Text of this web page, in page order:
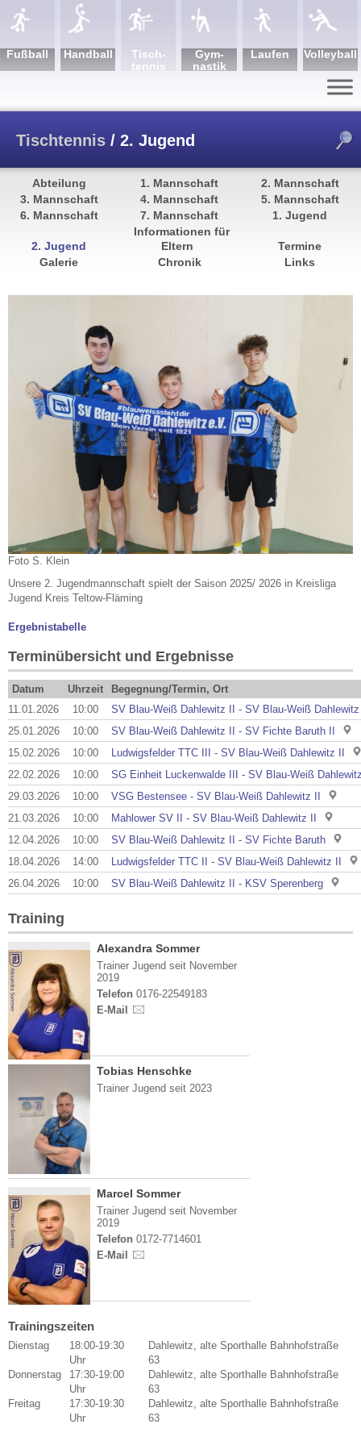
Fuß­ball Hand­ball
Tisch­
tennis
Gym­
nastik
Lau­fen Volley­ball
Tischtennis / 2. Jugend
Abteilung 1. Mannschaft
2. Mannschaft
3. Mannschaft
4. Mannschaft
5. Mannschaft
6. Mannschaft
7. Mannschaft 1. Jugend
2. Jugend
Informationen für
Eltern
Termine
Galerie
Chronik Links
Foto S. Klein
Unsere 2. Jugendmannschaft spielt der Saison 2025/ 2026 in Kreisliga
Jugend Kreis Teltow-Fläming
Ergebnistabelle
Terminübersicht und Ergebnisse
Datum Uhrzeit
Begegnung/Termin, Ort
11.01.2026
10:00
SV Blau-Weiß Dahlewitz II - SV Blau-Weiß Dahlewitz
25.01.2026
10:00
SV Blau-Weiß Dahlewitz II - SV Fichte Baruth II
15.02.2026
10:00
Ludwigsfelder TTC III - SV Blau-Weiß Dahlewitz II
22.02.2026
10:00
SG Einheit Luckenwalde III - SV Blau-Weiß
29.03.2026
10:00
VSG Bestensee - SV Blau-Weiß Dahlewitz II
21.03.2026
10:00
Mahlower SV II - SV Blau-Weiß Dahlewitz II
12.04.2026
10:00
SV Blau-Weiß Dahlewitz II - SV Fichte Baruth
18.04.2026
14:00
Ludwigsfelder TTC II - SV Blau-Weiß Dahlewitz II
26.04.2026
10:00 SV Blau-Weiß Dahlewitz II - KSV Sperenberg
Training
Alexandra Sommer
Trainer Jugend seit November
2019
Telefon 0176-22549183
E-Mail
Tobias Henschke
Trainer Jugend seit 2023
Marcel Sommer
Trainer Jugend seit November
2019
Telefon 0172-7714601
E-Mail
Trainingszeiten
Dienstag
18:00-19:30
Uhr
Dahlewitz, alte Sporthalle Bahnhofstraße
63
Donnerstag
17:30-19:00
Uhr
Dahlewitz, alte Sporthalle Bahnhofstraße
63
Freitag
17:30-19:30
Uhr
Dahlewitz, alte Sporthalle Bahnhofstraße
63